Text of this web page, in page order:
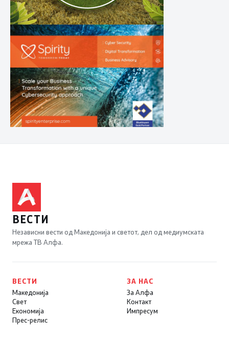
ВЕСТИ
Независни вести од Македонија и светот, дел од медиумската
мрежа ТВ Алфа.
ВЕСТИ
Македонија
Свет
Економија
Прес-релис
ЗА НАС
За Алфа
Контакт
Импресум